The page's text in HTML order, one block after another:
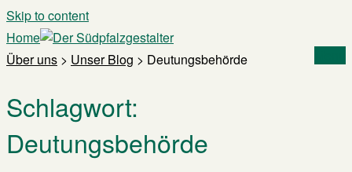
Skip to content
Home
Über uns > Unser Blog > Deutungsbehörde
Schlagwort:
Deutungsbehörde